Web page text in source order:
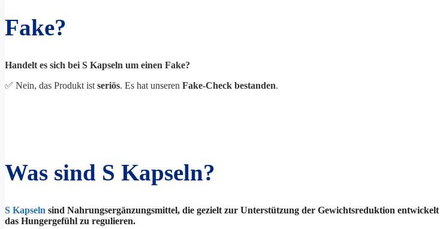
Fake?
Handelt es sich bei S Kapseln um einen Fake?
✅ Nein, das Produkt istseriös. Es hat unseren Fake-Check bestanden.
Was sind S Kapseln?
S Kapseln sind Nahrungsergänzungsmittel, die gezielt zur Unterstützung der Gewichtsreduktion
das Hungergefühl zu regulieren.